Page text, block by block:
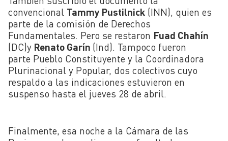
convencional Tammy Pustilnick (INN), quien es
parte de la comisión de Derechos
Fundamentales. Pero se restaron Fuad Chahín
(DC)y Renato Garín (Ind). Tampoco fueron
parte Pueblo Constituyente y la Coordinadora
Plurinacional y Popular, dos colectivos cuyo
respaldo a las indicaciones estuvieron en
suspenso hasta el jueves 28 de abril.
Finalmente, esa noche a la Cámara de las